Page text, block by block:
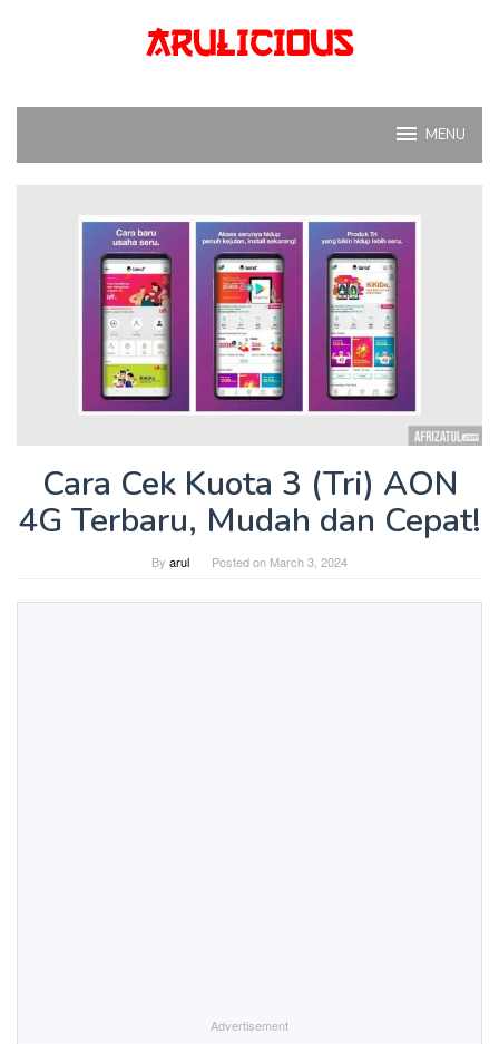
MENU
Cara Cek Kuota 3 (Tri) AON
4G Terbaru, Mudah dan Cepat!
By arul Posted on March 3, 2024
Advertisement